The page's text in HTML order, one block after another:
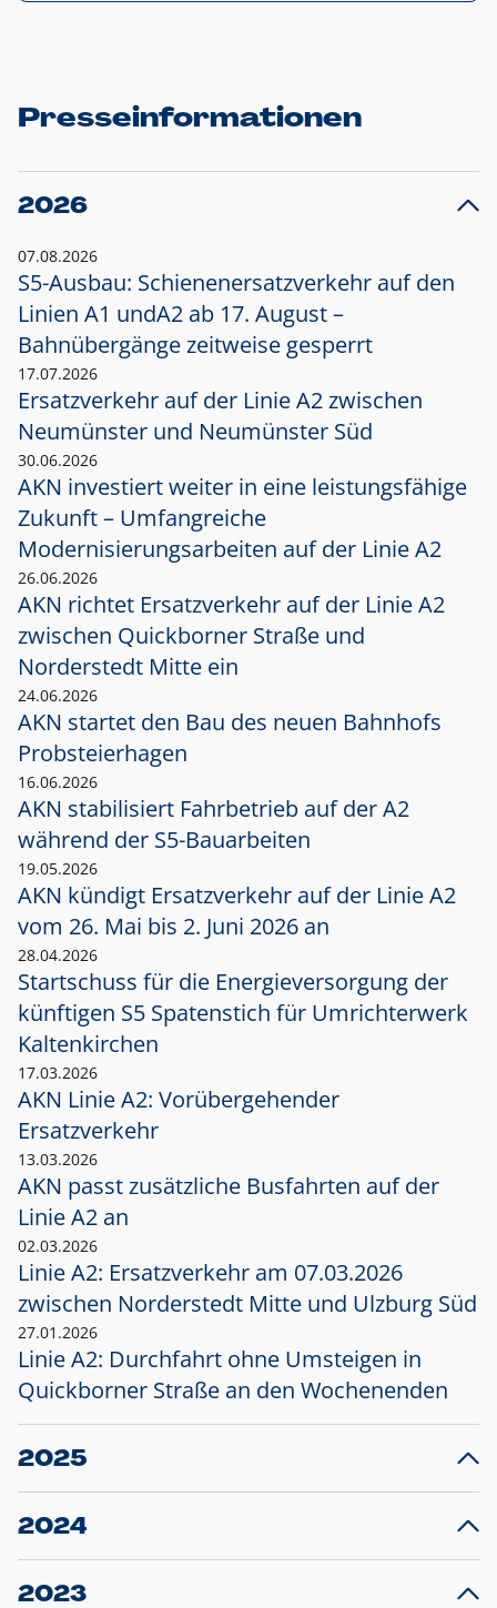
Presseinformationen
2026
07.08.2026
S5-Ausbau: Schienenersatzverkehr auf den
Linien A1 undA2 ab 17. August –
Bahnübergänge zeitweise gesperrt
17.07.2026
Ersatzverkehr auf der Linie A2 zwischen
Neumünster und Neumünster Süd
30.06.2026
AKN investiert weiter in eine leistungsfähige
Zukunft – Umfangreiche
Modernisierungsarbeiten auf der Linie A2
26.06.2026
AKN richtet Ersatzverkehr auf der Linie A2
zwischen Quickborner Straße und
Norderstedt Mitte ein
24.06.2026
AKN startet den Bau des neuen Bahnhofs
Probsteierhagen
16.06.2026
AKN stabilisiert Fahrbetrieb auf der A2
während der S5-Bauarbeiten
19.05.2026
AKN kündigt Ersatzverkehr auf der Linie A2
vom 26. Mai bis 2. Juni 2026 an
28.04.2026
Startschuss für die Energieversorgung der
künftigen S5 Spatenstich für Umrichterwerk
Kaltenkirchen
17.03.2026
AKN Linie A2: Vorübergehender
Ersatzverkehr
13.03.2026
AKN passt zusätzliche Busfahrten auf der
Linie A2 an
02.03.2026
Linie A2: Ersatzverkehr am 07.03.2026
zwischen Norderstedt Mitte und Ulzburg Süd
27.01.2026
Linie A2: Durchfahrt ohne Umsteigen in
Quickborner Straße an den Wochenenden
2025
23.12.2025
Projekt S5: Start der Bauarbeiten am
2024
10.12.2024
Großprojekt S5: Sperrung der Bahnstraße in
2023